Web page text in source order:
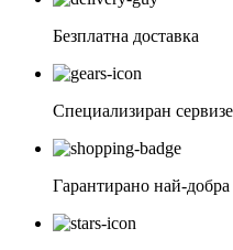
Безплатна доставка
Специализиран
Гарантирано най-добра